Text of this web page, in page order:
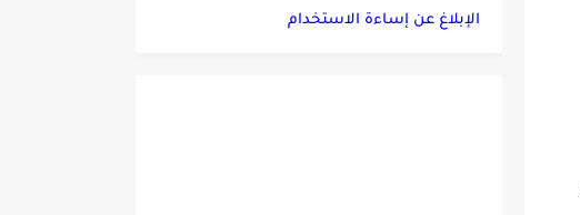
الإبلاغ عن إساءة الاستخدام